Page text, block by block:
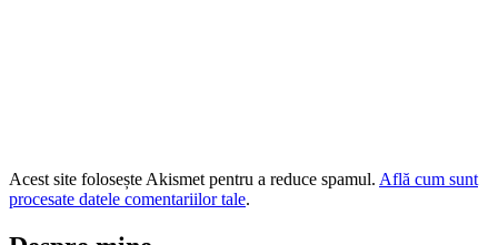
Acest site folosește Akismet pentru a reduce spamul. Află cum sunt
procesate datele comentariilor tale.